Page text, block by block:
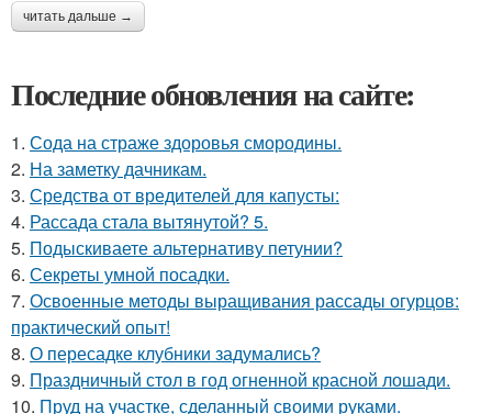
читать дальше →
Последние обновления на сайте:
1. Сода на страже здоровья смородины.
2. На заметку дачникам.
3. Средства от вредителей для капусты:
4. Рассада стала вытянутой? 5.
5. Подыскиваете альтернативу петунии?
6. Секреты умной посадки.
7. Освоенные методы выращивания рассады огурцов:
практический опыт!
8. О пересадке клубники задумались?
9. Праздничный стол в год огненной красной лошади.
10. Пруд на участке, сделанный своими руками.